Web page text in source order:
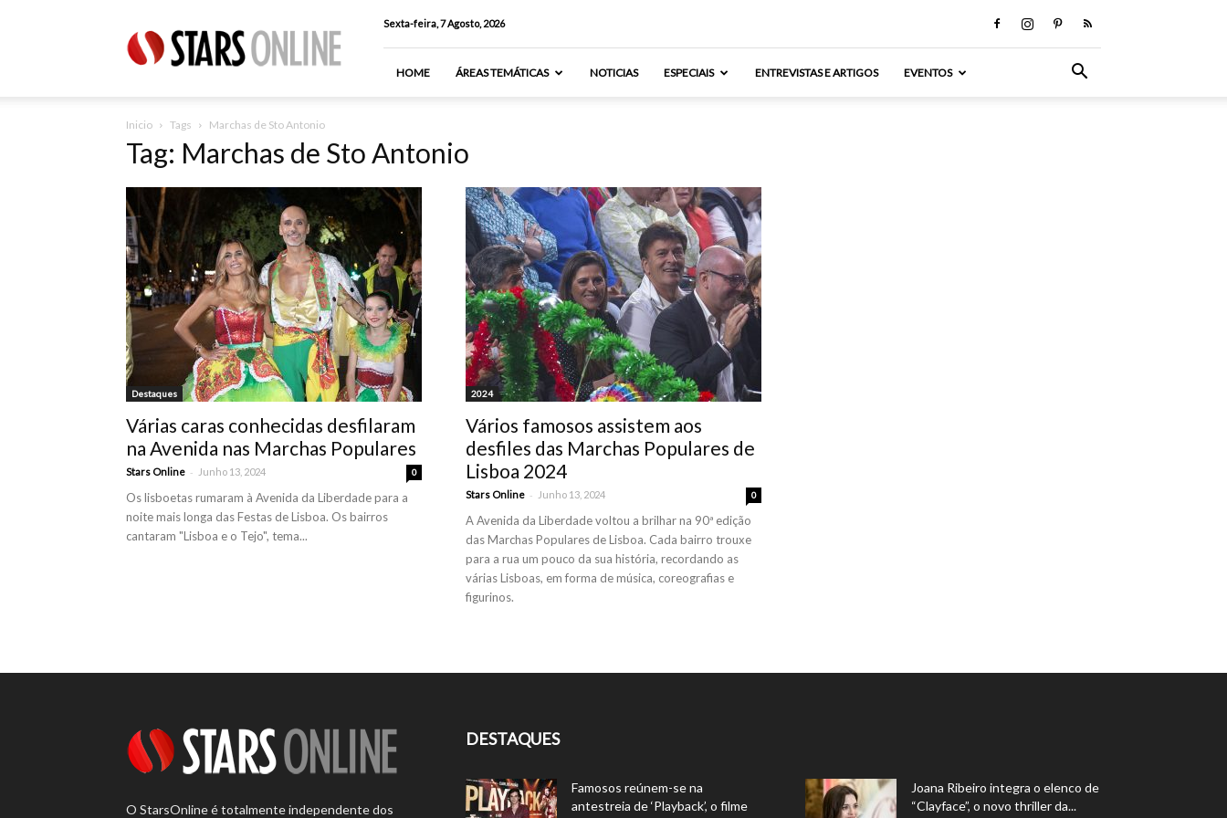
Online
Sexta-feira, 7 Agosto, 2026
HOME ÁREAS TEMÁTICAS NOTICIAS ESPECIAIS ENTREVISTAS E ARTIGOS EVENTOS
Inicio Tags Marchas de Sto Antonio
Tag: Marchas de Sto Antonio
Destaques
Várias caras conhecidas desfilaram
na Avenida nas Marchas Populares
Stars Online - Junho 13, 2024 0
Os lisboetas rumaram à Avenida da Liberdade para a
noite mais longa das Festas de Lisboa. Os bairros
cantaram "Lisboa e o Tejo", tema...
2024
Vários famosos assistem aos
desfiles das Marchas Populares de
Lisboa 2024
Stars Online - Junho 13, 2024 0
A Avenida da Liberdade voltou a brilhar na 90ª edição
das Marchas Populares de Lisboa. Cada bairro trouxe
para a rua um pouco da sua história, recordando as
várias Lisboas, em forma de música, coreografias e
figurinos.
O StarsOnline é totalmente independente dos
DESTAQUES
Famosos reúnem-se na
antestreia de ‘Playback’, o filme
Joana Ribeiro integra o elenco de
“Clayface”, o novo thriller da...